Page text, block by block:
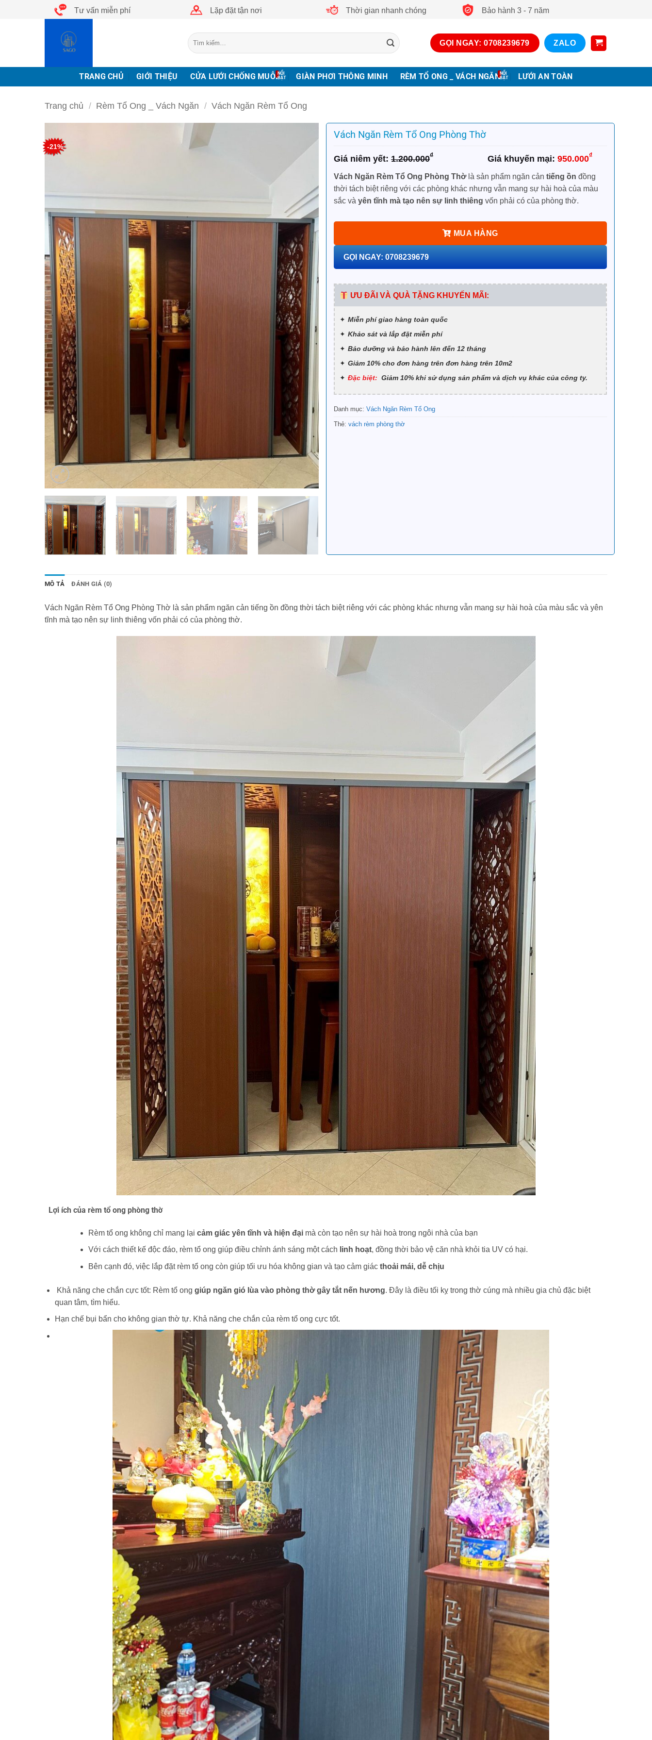
Tư vấn miễn phí Lặp đặt tận nơi Thời gian nhanh chóng Bảo hành 3 - 7 năm
Tìm
kiếm:
GỌI NGAY: 0708239679 ZALO
TRANG CHỦ GIỚI THIỆU CỬA LƯỚI CHỐNG MUỖI GIÀN PHƠI THÔNG MINH RÈM TỔ ONG _ VÁCH NGĂN LƯỚI AN TOÀN
Trang chủ / Rèm Tổ Ong _ Vách Ngăn / Vách Ngăn Rèm Tổ Ong
-21%
Vách Ngăn Rèm Tổ Ong Phòng Thờ
1.200.000₫
Giá
gốc
là:
1.200.000₫.
950.000₫
Giá
hiện
tại
là:
950.000₫.
Vách Ngăn Rèm Tổ Ong Phòng Thờlà sản phẩm ngăn cản tiếng ồn đồng
thời tách biệt riêng với các phòng khác nhưng vẫn mang sự hài hoà của màu
sắc và yên tĩnh mà tạo nên sự linh thiêng vốn phải có của phòng thờ.
MUA HÀNG
GỌI NGAY: 0708239679
ƯU ĐÃI VÀ QUÀ TẶNG KHUYẾN MÃI:
Miễn phí giao hàng toàn quốc
Khảo sát và lắp đặt miễn phí
Bảo dưỡng và bảo hành lên đến 12 tháng
Giảm 10% cho đơn hàng trên đơn hàng trên 10m2
Đặc biệt: Giảm 10% khi sử dụng sản phẩm và dịch vụ khác của công ty.
Danh mục: Vách Ngăn Rèm Tổ Ong
Thẻ: vách rèm phòng thờ
MÔ TẢ ĐÁNH GIÁ (0)
Vách Ngăn Rèm Tổ Ong Phòng Thờ là sản phẩm ngăn cản tiếng ồn đồng thời tách biệt riêng với các phòng khác nhưng vẫn mang sự hài hoà của màu sắc và yên
tĩnh mà tạo nên sự linh thiêng vốn phải có của phòng thờ.
Lợi ích của rèm tổ ong phòng thờ
Rèm tổ ong không chỉ mang lại cảm giác yên tĩnh và hiện đại mà còn tạo nên sự hài hoà trong ngôi nhà của bạn
Với cách thiết kế độc đáo, rèm tổ ong giúp điều chỉnh ánh sáng một cách linh hoạt, đồng thời bảo vệ căn nhà khỏi tia UV có hại.
Bên cạnh đó, việc lắp đặt rèm tổ ong còn giúp tối ưu hóa không gian và tạo cảm giác thoải mái, dễ chịu
Khả năng che chắn cực tốt: Rèm tổ ong giúp ngăn gió lùa vào phòng thờ gây tắt nến hương. Đây là điều tối kỵ trong thờ cúng mà nhiều gia chủ đặc biệt
quan tâm, tìm hiểu.
Hạn chế bụi bẩn cho không gian thờ tự. Khả năng che chắn của rèm tổ ong cực tốt.